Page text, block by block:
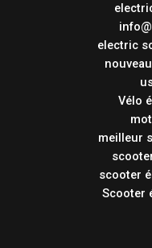
electric
Vélo
meilleur
scooter
Scooter